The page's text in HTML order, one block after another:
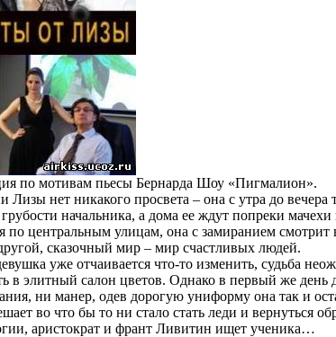
по мотивам пьесы Бернарда Шоу «Пигмалион».
Лизы нет никакого просвета – она с утра до
начальника, а дома ее ждут попреки
по центральным улицам, она с замиранием
сказочный мир – мир счастливых людей.
уже отчаивается что-то изменить, судьба
в элитный салон цветов. Однако в первый же
ни манер, одев дорогую униформу она так и
во что бы то ни стало стать леди и вернуться
аристократ и франт Ливитин ищет ученика…